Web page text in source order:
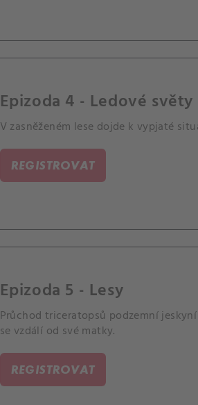
Epizoda 4 - Ledové světy
V zasněženém lese dojde k vypjaté
REGISTROVAT
Epizoda 5 - Lesy
Průchod triceratopsů podzemní
se vzdálí od své matky.
REGISTROVAT